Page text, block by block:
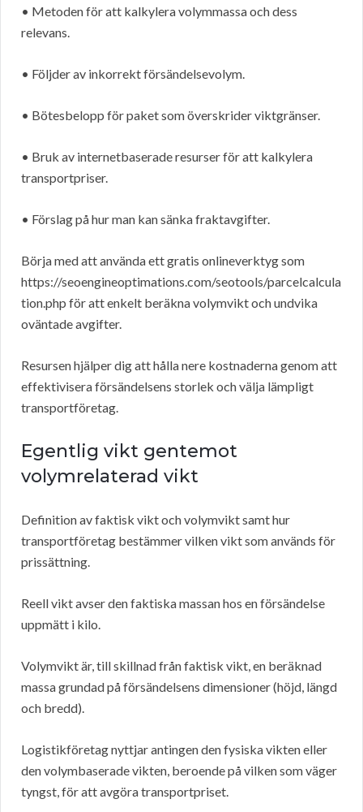
• Metoden för att kalkylera volymmassa och dess
relevans.
• Följder av inkorrekt försändelsevolym.
• Bötesbelopp för paket som överskrider viktgränser.
• Bruk av internetbaserade resurser för att kalkylera
transportpriser.
• Förslag på hur man kan sänka fraktavgifter.
Börja med att använda ett gratis onlineverktyg som
https://seoengineoptimations.com/seotools/parcelcalcula
tion.php för att enkelt beräkna volymvikt och undvika
oväntade avgifter.
Resursen hjälper dig att hålla nere kostnaderna genom att
effektivisera försändelsens storlek och välja lämpligt
transportföretag.
Egentlig vikt gentemot
volymrelaterad vikt
Definition av faktisk vikt och volymvikt samt hur
transportföretag bestämmer vilken vikt som används för
prissättning.
Reell vikt avser den faktiska massan hos en försändelse
uppmätt i kilo.
Volymvikt är, till skillnad från faktisk vikt, en beräknad
massa grundad på försändelsens dimensioner (höjd, längd
och bredd).
Logistikföretag nyttjar antingen den fysiska vikten eller
den volymbaserade vikten, beroende på vilken som väger
tyngst, för att avgöra transportpriset.